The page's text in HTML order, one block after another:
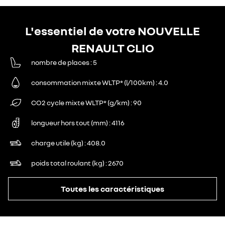
L'essentiel de votre NOUVELLE
RENAULT CLIO
nombre de places 5
consommation mixte WLTP* (l/100km) 4.0
CO2 cycle mixte WLTP* (g/km) 90
longueur hors tout (mm) 4116
charge utile (kg) 408.0
poids total roulant (kg) 2670
Toutes les caractéristiques